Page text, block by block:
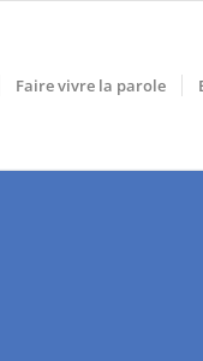
Faire vivre la parole